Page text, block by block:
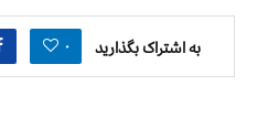
به اشتراک بگذارید ۰